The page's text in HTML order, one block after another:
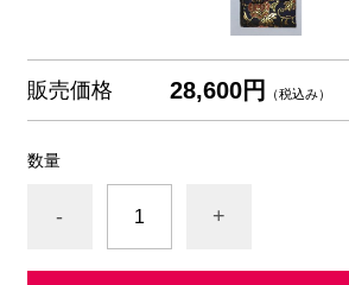
販売価格 28,600円 （税込み）
数量
- +